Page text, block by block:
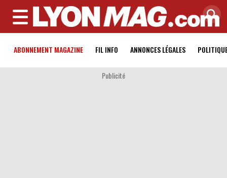
MENU
ABONNEMENT MAGAZINE FIL INFO ANNONCES LÉGALES
Publicité